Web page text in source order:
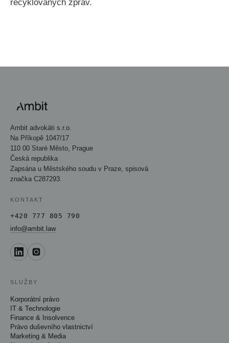
recyklovaných zpráv.
Ambit advokáti s.r.o.
Na Příkopě 1047/17
110 00 Staré Město, Prague
Česká republika
Zapsána u Městského soudu v Praze, spisová
značka C287293.
KONTAKT
+420 777 805 790
info@ambit.law
SLUŽBY
Korporátní právo
IT & Technologie
Finance & Insolvence
Právo duševního vlastnictví
Marketing & Media